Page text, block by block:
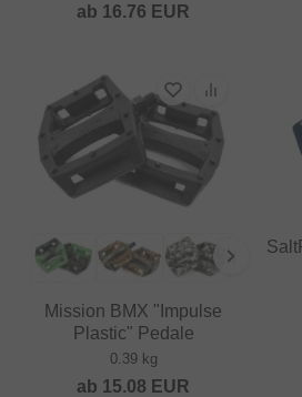
ab 16.76 EUR
Mission BMX "Impulse
Plastic" Pedale
0.39 kg
ab 15.08 EUR